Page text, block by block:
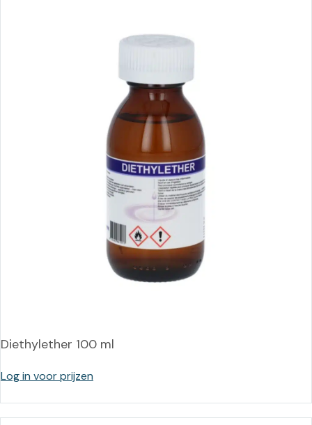
Diethylether 100 ml
Log in voor prijzen